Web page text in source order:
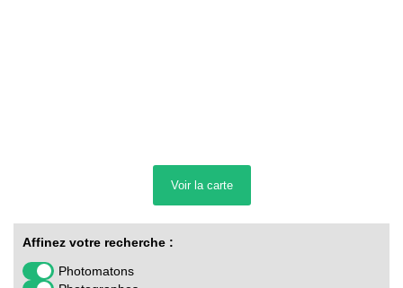
Voir la carte
Affinez votre recherche :
Photomatons